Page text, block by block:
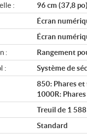
:
96 cm (37,8 po)
Écran
Écran
:
Rangement
:
Système de
850: Phares et
1000R:
Treuil de 1
Standard